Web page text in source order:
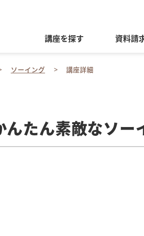
講座を探す 資料請
ソーイング 講座詳細
たん素敵なソ